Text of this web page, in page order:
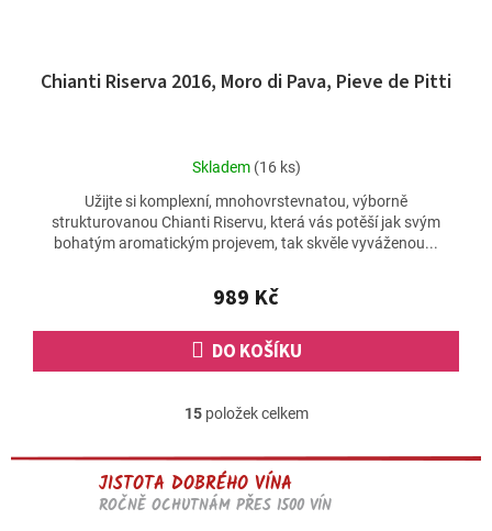
Chianti Riserva 2016, Moro di Pava, Pieve de Pitti
Průměrné
produktu
je
5,0
5
hvězdiček.
Skladem (16 ks)
989 Kč
DO KOŠÍKU
Užijte si komplexní, mnohovrstevnatou, výborně
strukturovanou Chianti Riservu, která vás potěší jak svým
bohatým aromatickým projevem, tak skvěle vyváženou...
O
l
á
d
15položek celkem
JISTOTA DOBRÉHO VÍNA
ROČNĚ OCHUTNÁM PŘES 1500 VÍN